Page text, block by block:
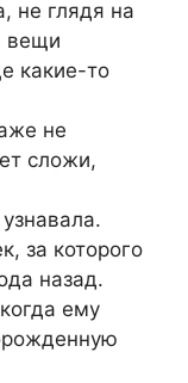
не глядя на
вещи
какие-то
не
сложи,
за которого
назад.
ему